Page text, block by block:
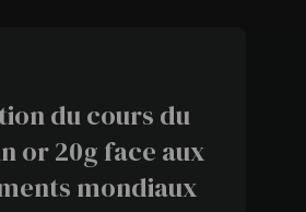
du cours du
or 20g face aux
mondiaux